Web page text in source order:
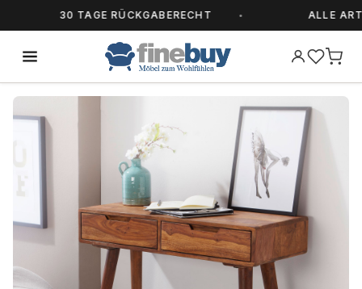
30 TAGE RÜCKGABERECHT ALLE